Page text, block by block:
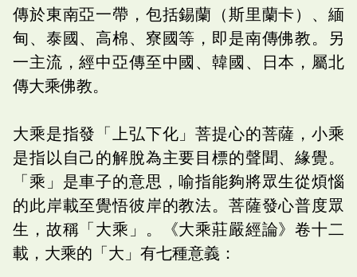
傳於東南亞一帶，包括錫蘭（斯里蘭卡）、緬
甸、泰國、高棉、寮國等，即是南傳佛教。另
一主流，經中亞傳至中國、韓國、日本，屬北
傳大乘佛教。
大乘是指發「上弘下化」菩提心的菩薩，小乘
是指以自己的解脫為主要目標的聲聞、緣覺。
「乘」是車子的意思，喻指能夠將眾生從煩惱
的此岸載至覺悟彼岸的教法。菩薩發心普度眾
生，故稱「大乘」。《大乘莊嚴經論》卷十二
載，大乘的「大」有七種意義：